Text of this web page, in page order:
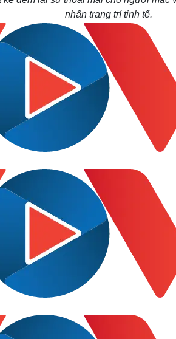
nhấn trang trí tinh tế.